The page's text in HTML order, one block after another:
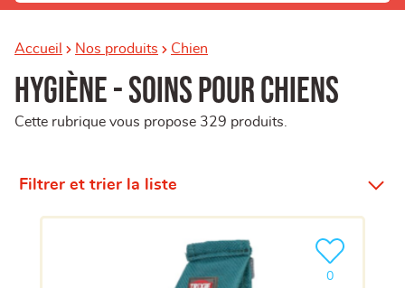
Accueil Nos produits Chien
Hygiène - Soins pour chiens
Cette rubrique vous propose 329 produits.
Filtrer et trier la liste
0
Ajouter le
clients ont